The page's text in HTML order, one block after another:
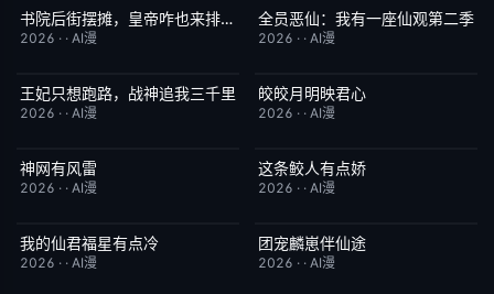
完结 7.0书院后街摆摊，皇帝咋也来排队第三季
2026 · · AI漫
完结 2.0
全员恶仙：我有一座仙观第二季
2026 · · AI漫
完结 4.0
王妃只想跑路，战神追我三千里
2026 · · AI漫
完结
皎皎月明映君心
2026 · · AI漫
完结
神网有风雷
2026 · · AI漫
完结
这条鲛人有点娇
2026 · · AI漫
完结
我的仙君福星有点冷
2026 · · AI漫
完结
团宠麟崽伴仙途
2026 · · AI漫